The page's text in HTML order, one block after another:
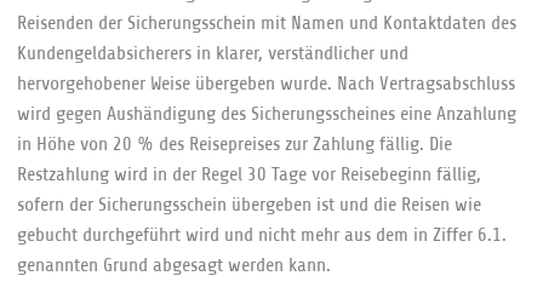
Reisenden der Sicherungsschein mit Namen und Kontaktdaten des
Kundengeldabsicherers in klarer, verständlicher und
hervorgehobener Weise übergeben wurde. Nach Vertragsabschluss
wird gegen Aushändigung des Sicherungsscheines eine Anzahlung
in Höhe von 20 % des Reisepreises zur Zahlung fällig. Die
Restzahlung wird in der Regel 30 Tage vor Reisebeginn fällig,
sofern der Sicherungsschein übergeben ist und die Reisen wie
gebucht durchgeführt wird und nicht mehr aus dem in Ziffer 6.1.
genannten Grund abgesagt werden kann.